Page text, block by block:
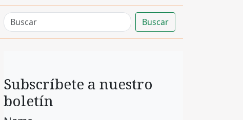
Buscar
Subscríbete a nuestro
boletín